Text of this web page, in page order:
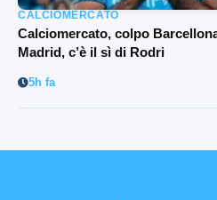
CALCIOMERCATO
Calciomercato, colpo
Madrid, c’è il sì di Rodri
5h fa